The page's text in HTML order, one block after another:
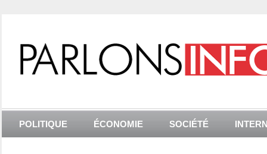
POLITIQUE ÉCONOMIE SOCIÉTÉ